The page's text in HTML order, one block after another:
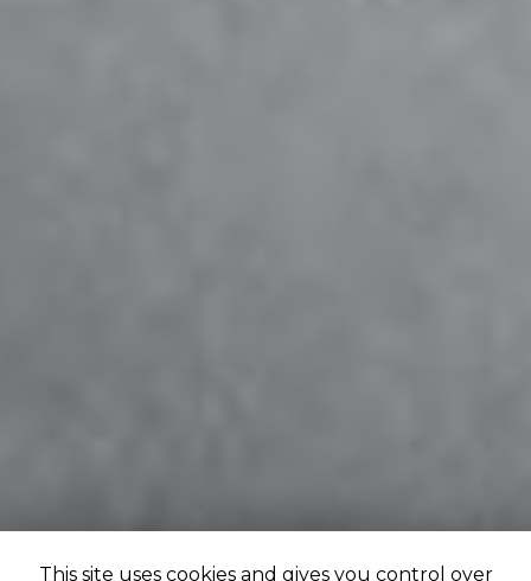
This site uses cookies and gives you control over